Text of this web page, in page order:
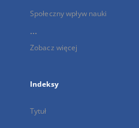
Społeczny wpływ nauki
...
Zobacz więcej
Indeksy
Tytuł